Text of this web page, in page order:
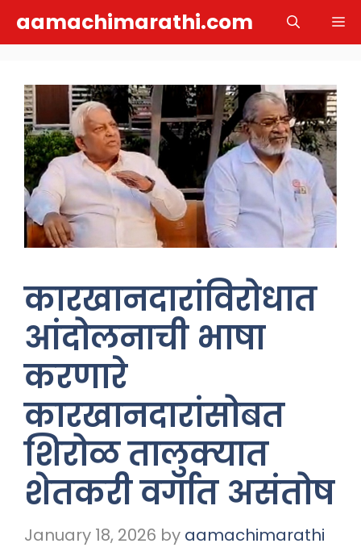
aamachimarathi.com
कारखानदारांविरोधात
आंदोलनाची भाषा
करणारे
कारखानदारांसोबत
शिरोळ तालुक्यात
शेतकरी वर्गात असंतोष
January 18, 2026 by aamachimarathi